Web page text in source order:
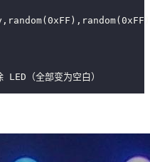
（全部变为空白）